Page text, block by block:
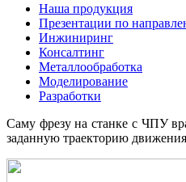
Наша продукция
Презентации по
Инжиниринг
Консалтинг
Металлообработка
Моделирование
Разработки
Саму фрезу на станке с ЧПУ
заданную траекторию